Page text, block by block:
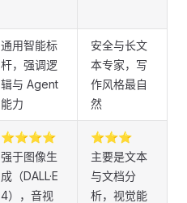
通用智能标
杆，强调逻
辑与 Agent
能力
安全与长文
本专家，写
作风格最自
然
⭐⭐⭐⭐
强于图像生
成（DALL·E
4），音视
⭐⭐⭐
主要是文本
与文档分
析，视觉能